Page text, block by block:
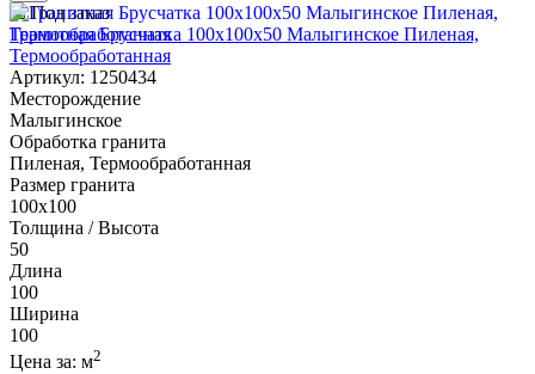
Под заказ
Гранитная Брусчатка 100х100x50 Малыгинское Пиленая,
Термообработанная
Артикул: 1250434
Месторождение
Малыгинское
Обработка гранита
Пиленая, Термообработанная
Размер гранита
100х100
Толщина / Высота
50
Длина
100
Ширина
100
Цена за: м2